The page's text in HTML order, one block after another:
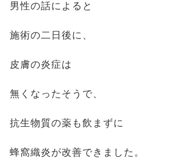
男性の話によると
施術の二日後に、
皮膚の炎症は
無くなったそうで、
抗生物質の薬も飲まずに
蜂窩織炎が改善できました。